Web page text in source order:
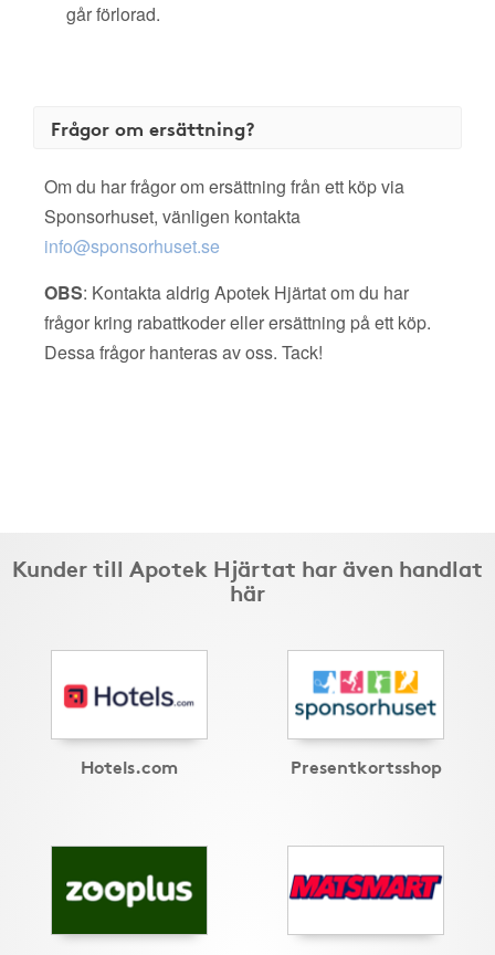
går förlorad.
Frågor om ersättning?
Om du har frågor om ersättning från ett köp via
Sponsorhuset, vänligen kontakta
info@sponsorhuset.se
OBS: Kontakta aldrig Apotek Hjärtat om du har
frågor kring rabattkoder eller ersättning på ett köp.
Dessa frågor hanteras av oss. Tack!
Kunder till Apotek Hjärtat har även handlat
här
Hotels.com Presentkortsshop